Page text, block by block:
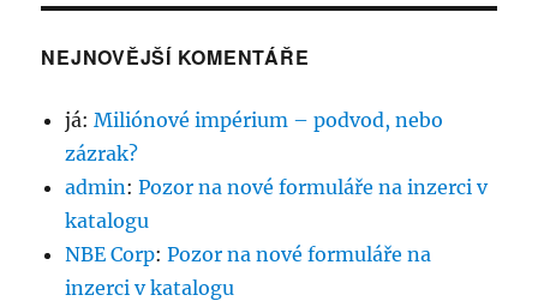
NEJNOVĚJŠÍ KOMENTÁŘE
já:Miliónové impérium – podvod, nebo
zázrak?
admin:Pozor na nové formuláře na inzerci v
katalogu
NBE Corp:Pozor na nové formuláře na
inzerci v katalogu